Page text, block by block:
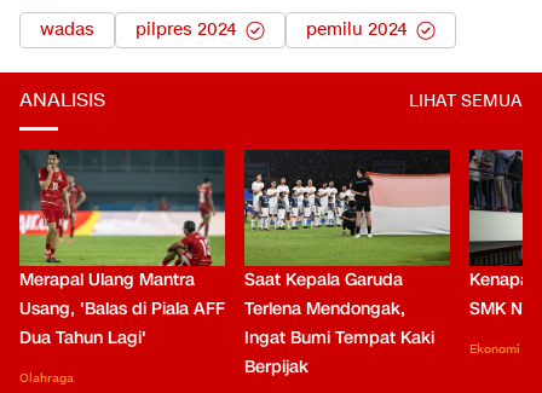
wadas pilpres 2024 pemilu 2024
ANALISIS LIHAT SEMUA
Merapal Ulang Mantra
Usang, 'Balas di Piala AFF
Dua Tahun Lagi'
Olahraga
Saat Kepala Garuda
Terlena Mendongak,
Ingat Bumi Tempat Kaki
Berpijak
Kenapa
SMK
Ekonomi